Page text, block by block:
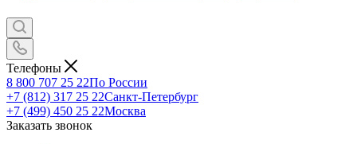
Телефоны
8 800 707 25 22По России
+7 (812) 317 25 22Санкт-Петербург
+7 (499) 450 25 22Москва
Заказать звонок